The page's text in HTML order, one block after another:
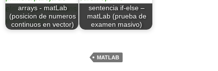
arrays - matLab
(posicion de numeros
continuos en vector)
sentencia if-else –
matLab (prueba de
examen masivo)
MATLAB